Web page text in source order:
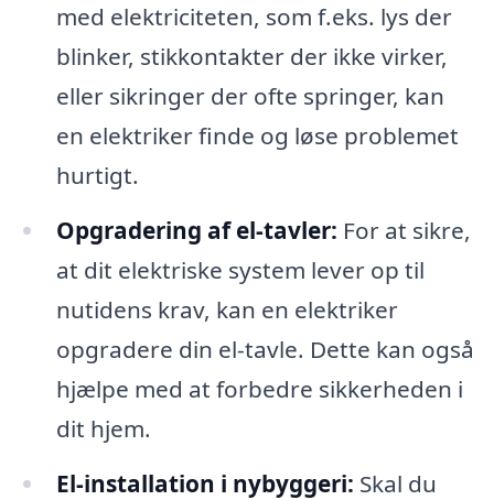
med elektriciteten, som f.eks. lys der
blinker, stikkontakter der ikke virker,
eller sikringer der ofte springer, kan
en elektriker finde og løse problemet
hurtigt.
Opgradering af el-tavler: For at sikre,
at dit elektriske system lever op til
nutidens krav, kan en elektriker
opgradere din el-tavle. Dette kan også
hjælpe med at forbedre sikkerheden i
dit hjem.
El-installation i nybyggeri: Skal du